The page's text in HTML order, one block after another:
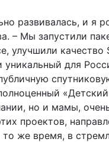
развивалась, и я
– Мы запустили
улучшили
уникальный для
но и мамы,
проектов,
то же время, в